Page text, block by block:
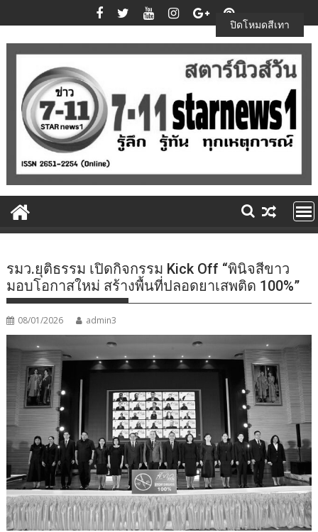
to
content
รมว.ยุติธรรม เปิดกิจกรรม Kick Off “พินิจสีขาว
มอบโอกาสใหม่ สร้างพื้นที่ปลอดยาเสพติด 100%”
08/01/2026 admin3
ปิดโหมดสีเทา